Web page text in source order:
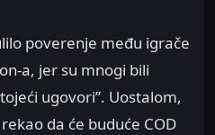
poverenje među igrače
a, jer su mnogi bili
ugovori”. Uostalom,
da će buduće COD